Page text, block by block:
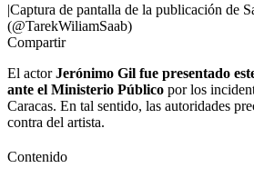
|Captura de pantalla de la publicación de
(@TarekWiliamSaab)
Compartir
El actorJerónimo Gil fue presentado
ante el Ministerio Público por los
Caracas. En tal sentido, las autoridades
contra del artista.
Contenido